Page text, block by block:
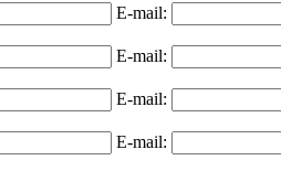
E-mail:
E-mail:
E-mail:
E-mail: